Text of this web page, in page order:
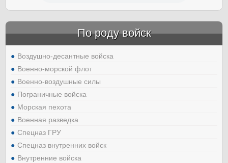
По роду войск
Воздушно-десантные войска
Военно-морской флот
Военно-воздушные силы
Пограничные войска
Морская пехота
Военная разведка
Спецназ ГРУ
Спецназ внутренних войск
Внутренние войска